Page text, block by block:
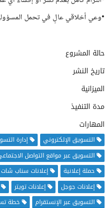
•وعي أخلاقي عالٍ في تحمل
حالة المشروع
تاريخ النشر
الميزانية
مدة التنفيذ
المهارات
التسويق الإلكتروني
إدارة
التسويق عبر مواقع التواصل
حملة إعلانية
إعلانات سناب شات
إعلانات جوجل
إعلانات تويتر
التسويق عبر الإنستقرام
خطة